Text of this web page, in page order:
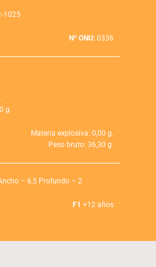
1025
Nº ONU: 0336
g.
Materia explosiva: 0,00 g.
Peso bruto: 36,30 g.
– 6,5 Profundo – 2
F1 +12 años